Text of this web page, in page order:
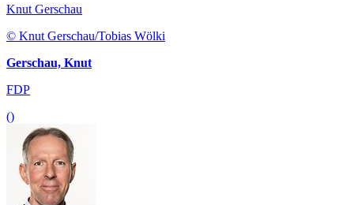
Knut Gerschau
© Knut Gerschau/Tobias Wölki
Gerschau, Knut
FDP
()